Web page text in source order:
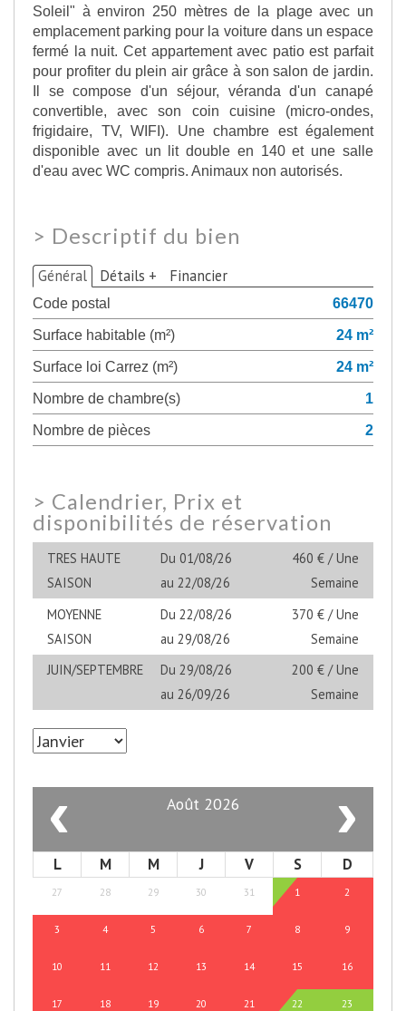
Soleil" à environ 250 mètres de la plage avec un
emplacement parking pour la voiture dans un espace
fermé la nuit. Cet appartement avec patio est parfait
pour profiter du plein air grâce à son salon de jardin.
Il se compose d'un séjour, véranda d'un canapé
convertible, avec son coin cuisine (micro-ondes,
frigidaire, TV, WIFI). Une chambre est également
disponible avec un lit double en 140 et une salle
d'eau avec WC compris. Animaux non autorisés.
> Descriptif du bien
Général Détails + Financier
Code postal
66470
Surface habitable (m²)
24 m²
Surface loi Carrez (m²)
24 m²
Nombre de chambre(s)
1
Nombre de pièces
2
> Calendrier, Prix et
disponibilités de réservation
TRES HAUTE
SAISON
Du 01/08/26
au 22/08/26
460 € / Une
Semaine
MOYENNE
SAISON
Du 22/08/26
au 29/08/26
370 € / Une
Semaine
JUIN/SEPTEMBRE
Du 29/08/26
au 26/09/26
200 € / Une
Semaine
‹ Août 2026 ›
L M M J V S D
27 28 29 30 31 1 2
3 4 5 6 7 8 9
10 11 12 13 14 15 16
17 18 19 20 21 22 23